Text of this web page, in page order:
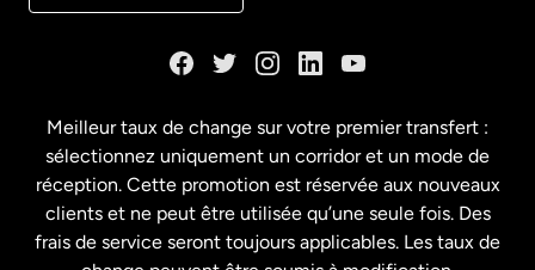
États-Unis English
États-Unis Español
Meilleur taux de change sur votre premier transfert :
sélectionnez uniquement un corridor et un mode de
réception. Cette promotion est réservée aux nouveaux
clients et ne peut être utilisée qu’une seule fois. Des
frais de service seront toujours applicables. Les taux de